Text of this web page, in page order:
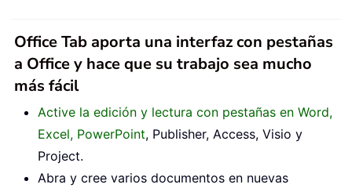
Office Tab aporta una interfaz con pestañas
a Office y hace que su trabajo sea mucho
más fácil
Active la edición y lectura con pestañas en Word,
Excel, PowerPoint, Publisher, Access, Visio y
Project.
Abra y cree varios documentos en nuevas